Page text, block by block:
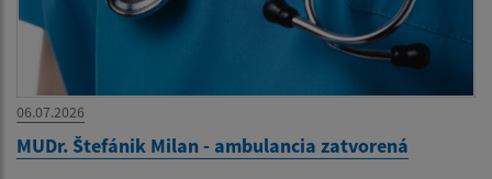
06.07.2026
MUDr. Štefánik Milan - ambulancia zatvorená